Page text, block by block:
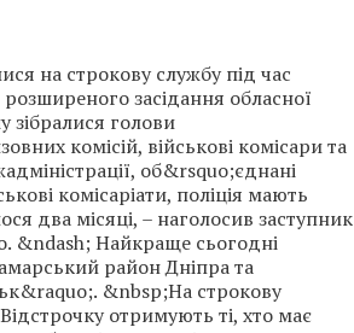
на строкову службу під час
засідання обласної
зібралися голови
комісій, військові комісари та
об&rsquo;єднані
комісаріати, поліція мають
два місяці, – наголосив заступник
&ndash; Найкраще сьогодні
район Дніпра та
&nbsp;На строкову
отримують ті, хто має